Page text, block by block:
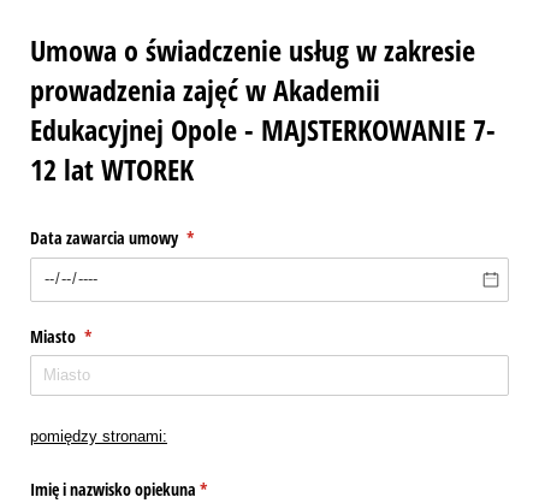
Umowa o świadczenie usług w zakresie
prowadzenia zajęć w Akademii
Edukacyjnej Opole - MAJSTERKOWANIE 7-
12 lat WTOREK
Data zawarcia umowy *
(wymagane)
Miasto *
(wymagane)
pomiędzy stronami:
Imię i nazwisko opiekuna *
(wymagane)